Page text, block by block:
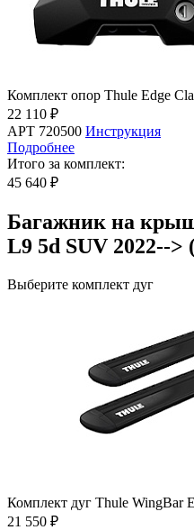
Комплект опор Thule Edge
22 110 ₽
АРТ 720500 Инструкция
Подробнее
Итого за комплект:
45 640 ₽
Багажник на
L9 5d SUV 2022-->
Выберите комплект дуг
Комплект дуг Thule WingBar
21 550 ₽